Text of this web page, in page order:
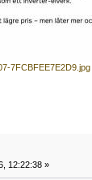
7FCBFEE7E2D9.jpg
12:22:38 »